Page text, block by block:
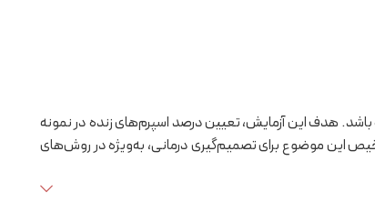
هدف این آزمایش، تعیین درصد اسپرم‌های زنده در نمونه
این موضوع برای تصمیم‌گیری درمانی، به‌ویژه در روش‌های